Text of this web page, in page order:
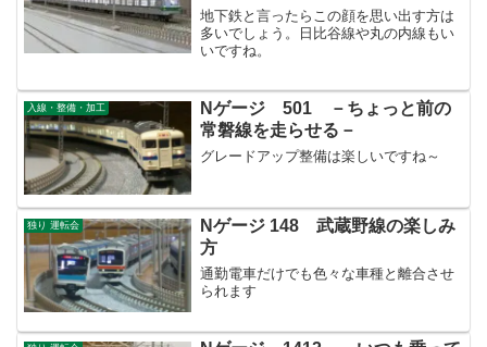
地下鉄と言ったらこの顔を思い出す方は
多いでしょう。日比谷線や丸の内線もい
いですね。
入線・整備・加工
Nゲージ 501 －ちょっと前の
常磐線を走らせる－
グレードアップ整備は楽しいですね～
独り 運転会
Nゲージ 148 武蔵野線の楽しみ
方
通勤電車だけでも色々な車種と離合させ
られます